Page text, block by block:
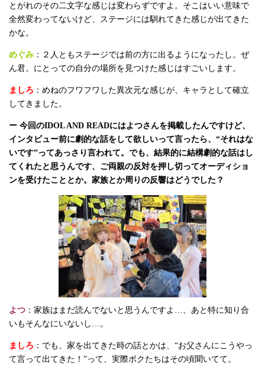
とがれのその二文字な感じは変わらずですよ。そこはいい意味で
全然変わってないけど、ステージには馴れてきた感じが出てきた
かな。
めぐみ ：２人ともステージでは前の方に出るようになったし。ぜ
ん君。にとっての自分の場所を見つけた感じはすごいします。
ましろ ：めねのフワフワした異次元な感じが、キャラとして確立
してきました。
ー 今回のIDOL AND READにはよつさんを掲載したんですけど、
インタビュー前に劇的な話をして欲しいって言ったら、“それはな
いです”ってあっさり言われて。でも、結果的に結構劇的な話はし
てくれたと思うんです、ご両親の反対を押し切ってオーディショ
ンを受けたこととか。家族とか周りの反響はどうでした？
よつ ：家族はまだ読んでないと思うんですよ…、あと特に知り合
いもそんなにいないし…。
ましろ ：でも、家を出てきた時の話とかは、“お父さんにこうやっ
て言って出てきた！”って、実際ボクたちはその頃聞いてて。